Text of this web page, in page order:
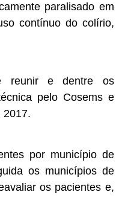
paralisado em
contínuo do colírio,
reunir e dentre os
pelo Cosems e
2017.
por município de
os municípios de
os pacientes e,